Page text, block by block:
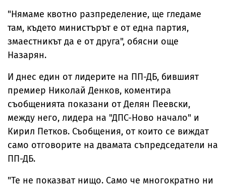
"Нямаме квотно разпределение, ще гледаме
там, където министърът е от една партия,
змаестникът да е от друга", обясни още
Назарян.
И днес един от лидерите на ПП-ДБ, бившият
премиер Николай Денков, коментира
съобщенията показани от Делян Пеевски,
между него, лидера на "ДПС-Ново начало" и
Кирил Петков. Съобщения, от които се виждат
само отговорите на двамата съпредседатели на
ПП-ДБ.
"Те не показват нищо. Само че многократно ни